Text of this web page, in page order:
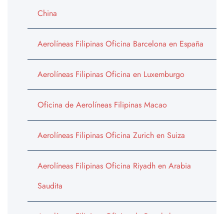
China
Aerolíneas Filipinas Oficina Barcelona en España
Aerolíneas Filipinas Oficina en Luxemburgo
Oficina de Aerolíneas Filipinas Macao
Aerolíneas Filipinas Oficina Zurich en Suiza
Aerolíneas Filipinas Oficina Riyadh en Arabia
Saudita